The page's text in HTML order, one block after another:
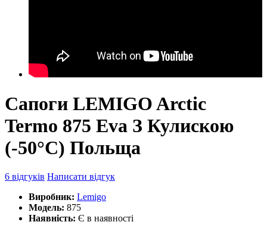
Сапоги LEMIGO Arctic
Termo 875 Eva З Кулискою
(-50°С) Польща
6 відгуків Написати відгук
Виробник: Lemigo
Модель: 875
Наявність: Є в наявності